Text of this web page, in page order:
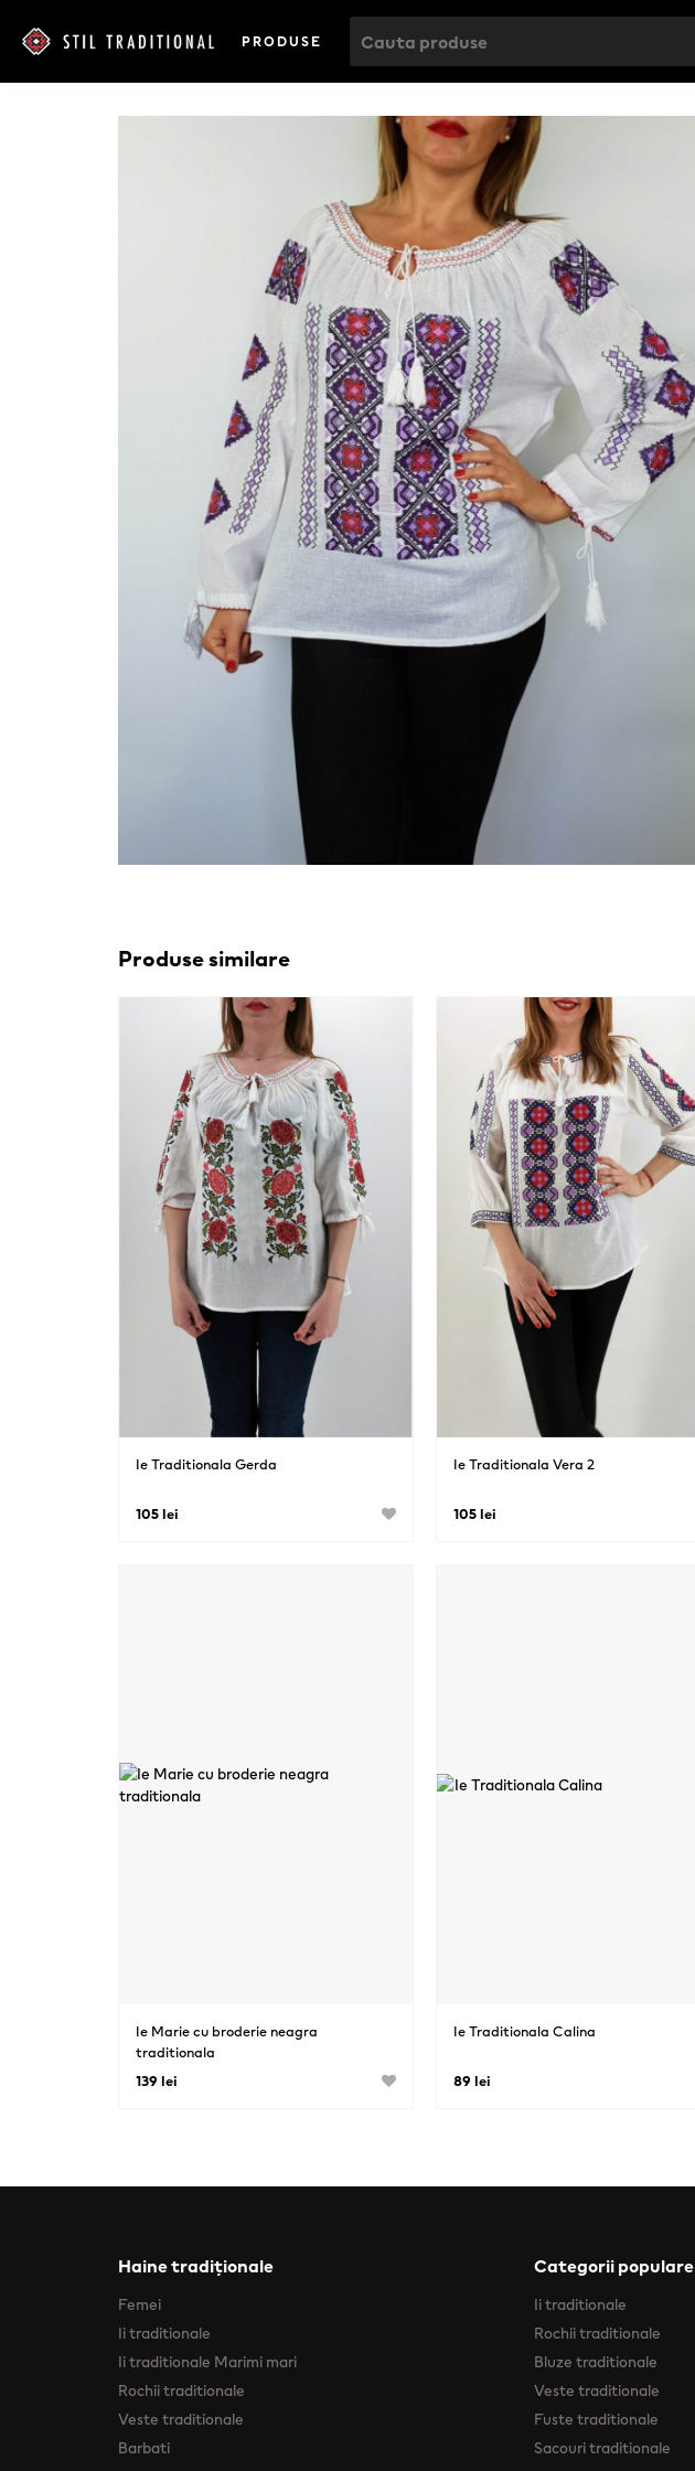
PRODUSE
Produse similare
Ie Traditionala Gerda
105 lei
Ie Traditionala Vera 2
105 lei
Ie Marie cu broderie neagra
traditionala
139 lei
Ie Traditionala Calina
89 lei
Haine tradiționale
Femei
Ii traditionale
Ii traditionale Marimi mari
Rochii traditionale
Veste traditionale
Barbati
Categorii populare
Ii traditionale
Rochii traditionale
Bluze traditionale
Veste traditionale
Fuste traditionale
Sacouri traditionale